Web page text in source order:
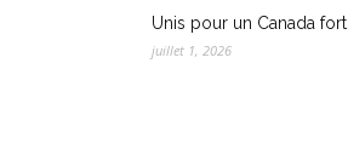
Unis pour un Canada fort
juillet 1, 2026